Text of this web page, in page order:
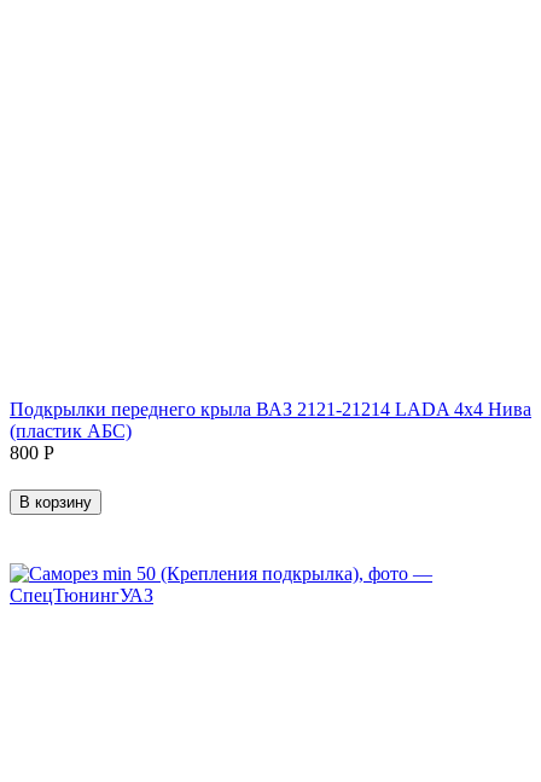
Подкрылки переднего крыла ВАЗ 2121-21214 LADA 4x4 Нива
(пластик АБС)
‍800‍ Р
В корзину